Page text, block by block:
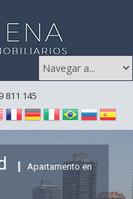
811 145
Apartamento en